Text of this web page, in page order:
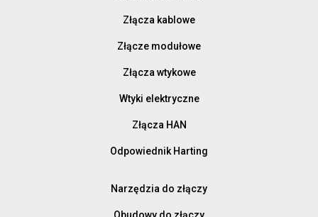
Złącza kablowe
Złącze modułowe
Złącza wtykowe
Wtyki elektryczne
Złącza HAN
Odpowiednik Harting
Narzędzia do złączy
Obudowy do złączy